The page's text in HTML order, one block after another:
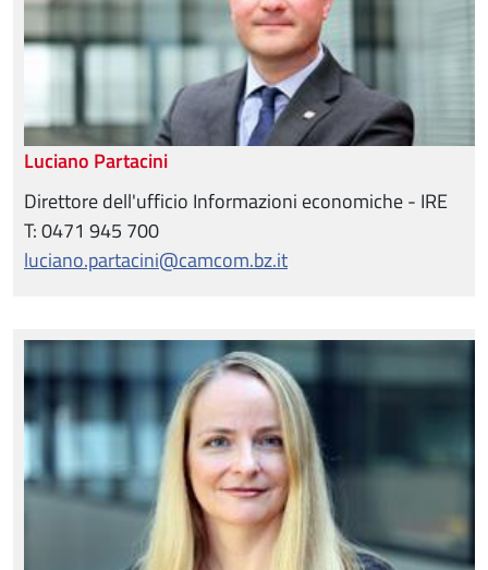
Luciano Partacini
Direttore dell'ufficio Informazioni economiche - IRE
T: 0471 945 700
luciano.partacini@camcom.bz.it